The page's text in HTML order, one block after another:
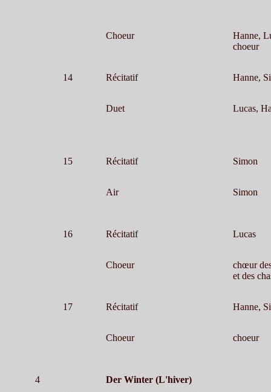
Choeur
Hanne,
choeur
14 Récitatif Hanne,
Duet Lucas,
15 Récitatif Simon
Air Simon
16 Récitatif Lucas
Choeur
chœur
et des
17 Récitatif Hanne,
Choeur choeur
4
Der Winter (L'hiver)